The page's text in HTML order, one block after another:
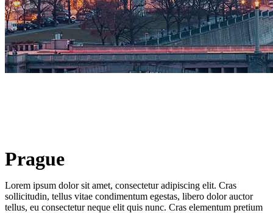
Kenya
Prague
Lorem ipsum dolor sit amet, consectetur adipiscing elit. Cras
sollicitudin, tellus vitae condimentum egestas, libero dolor auctor
tellus, eu consectetur neque elit quis nunc. Cras elementum pretium